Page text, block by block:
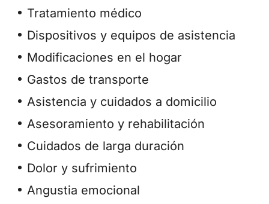
Tratamiento médico
Dispositivos y equipos de asistencia
Modificaciones en el hogar
Gastos de transporte
Asistencia y cuidados a domicilio
Asesoramiento y rehabilitación
Cuidados de larga duración
Dolor y sufrimiento
Angustia emocional